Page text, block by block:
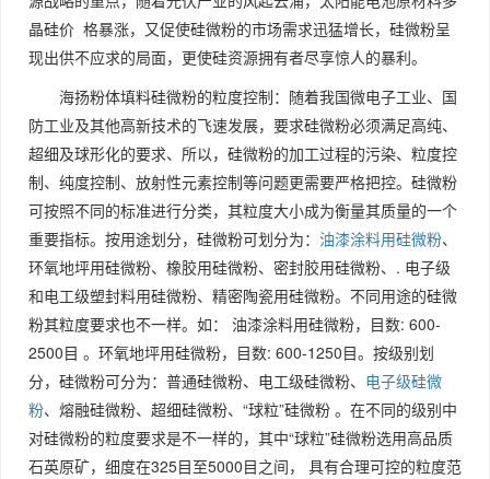
晶硅价 格暴涨，又促使硅微粉的市场需求迅猛增长，硅微粉呈
现出供不应求的局面，更使硅资源拥有者尽享惊人的暴利。
海扬粉体填料硅微粉的粒度控制：随着我国微电子工业、国
防工业及其他高新技术的飞速发展，要求硅微粉必须满足高纯、
超细及球形化的要求、所以，硅微粉的加工过程的污染、粒度控
制、纯度控制、放射性元素控制等问题更需要严格把控。硅微粉
可按照不同的标准进行分类，其粒度大小成为衡量其质量的一个
重要指标。按用途划分，硅微粉可划分为： 油漆涂料用硅微粉、
环氧地坪用硅微粉、橡胶用硅微粉、密封胶用硅微粉、. 电子级
和电工级塑封料用硅微粉、精密陶瓷用硅微粉。不同用途的硅微
粉其粒度要求也不一样。如： 油漆涂料用硅微粉，目数: 600-
2500目 。环氧地坪用硅微粉，目数: 600-1250目。按级别划
分，硅微粉可分为：普通硅微粉、电工级硅微粉、 电子级硅微
粉、熔融硅微粉、超细硅微粉、“球粒”硅微粉 。在不同的级别中
对硅微粉的粒度要求是不一样的，其中“球粒”硅微粉选用高品质
石英原矿，细度在325目至5000目之间， 具有合理可控的粒度范